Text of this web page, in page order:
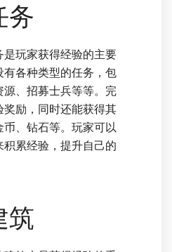
务
玩家获得经验的主要
各种类型的任务，包
、招募士兵等等。完
励，同时还能获得其
、钻石等。玩家可以
累经验，提升自己的
筑